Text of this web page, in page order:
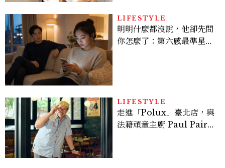
LIFESTYLE
明明什麼都沒說，他卻先問
你怎麼了：第六感最準星座
LIFESTYLE
走進「Polux」臺北店，與
法籍頑童主廚 Paul Pairet